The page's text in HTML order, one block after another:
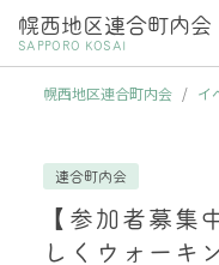
幌西地区連合町内会
SAPPORO KOSAI
幌西地区連合町内会 / イ
連合町内会
【参加者募集
しくウォーキ